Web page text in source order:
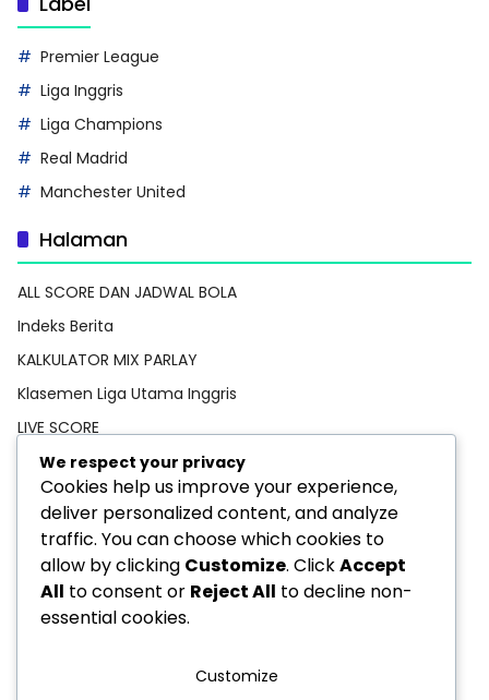
Premier League
Liga Inggris
Liga Champions
Real Madrid
Manchester United
Halaman
ALL SCORE DAN JADWAL BOLA
Indeks Berita
KALKULATOR MIX PARLAY
Klasemen Liga Utama Inggris
LIVE SCORE
Pedoman Media Siber
PREDIKSI BOLA
Privacy Policy
STATISTIK PEMAIN
TEBAK SKOR
We respect your privacy
Cookies help us improve your experience,
deliver personalized content, and analyze
traffic. You can choose which cookies to
allow by clicking Customize. ClickAccept
All to consent or Reject All to decline non-
essential cookies.
Customize